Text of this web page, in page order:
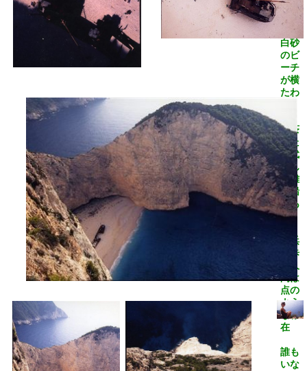
ブル
ーの
海に
白砂
のビ
ーチ
が横
たわ
赤茶
けた
年代
もん
の難
破船
があ
る
砂浜
を歩
く人
間は
点の
よう
な存
在
誰も
いな